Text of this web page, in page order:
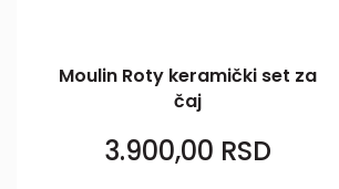
Moulin Roty keramički set za
čaj
3.900,00 RSD